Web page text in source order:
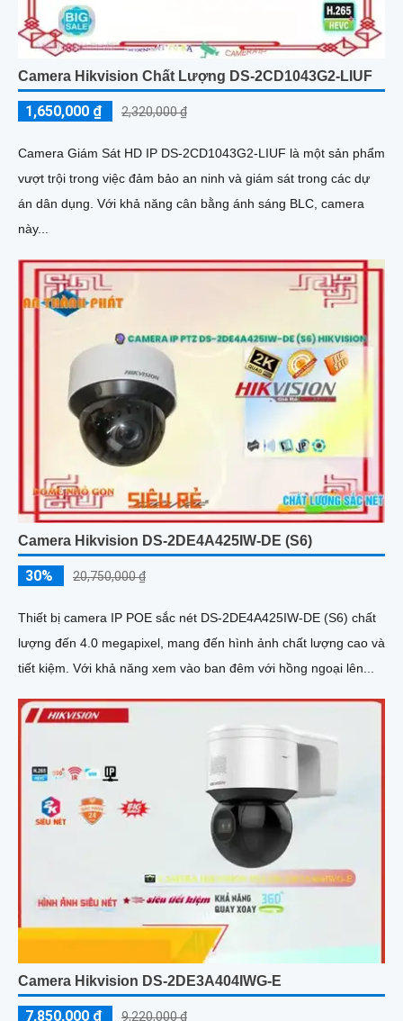
Camera Hikvision Chất Lượng DS-2CD1043G2-LIUF
1,650,000 ₫ 2,320,000 ₫
Camera Giám Sát HD IP DS-2CD1043G2-LIUF là một sản phẩm
vượt trội trong việc đảm bảo an ninh và giám sát trong các dự
án dân dụng. Với khả năng cân bằng ánh sáng BLC, camera
này...
Camera Hikvision DS-2DE4A425IW-DE (S6)
30% 20,750,000 ₫
Thiết bị camera IP POE sắc nét DS-2DE4A425IW-DE (S6) chất
lượng đến 4.0 megapixel, mang đến hình ảnh chất lượng cao và
tiết kiệm. Với khả năng xem vào ban đêm với hồng ngoại lên...
Camera Hikvision DS-2DE3A404IWG-E
7,850,000 ₫ 9,220,000 ₫